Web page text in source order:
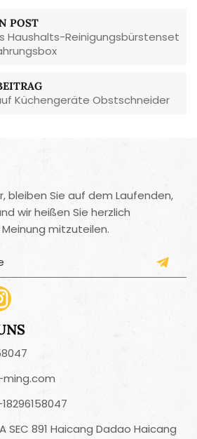
POST
Haushalts-Reinigungsbürstenset
Küchengeräte Obstschneider
bleiben Sie auf dem Laufenden,
wir heißen Sie herzlich
mitzuteilen.
ming.com
SEC 891 Haicang Dadao Haicang